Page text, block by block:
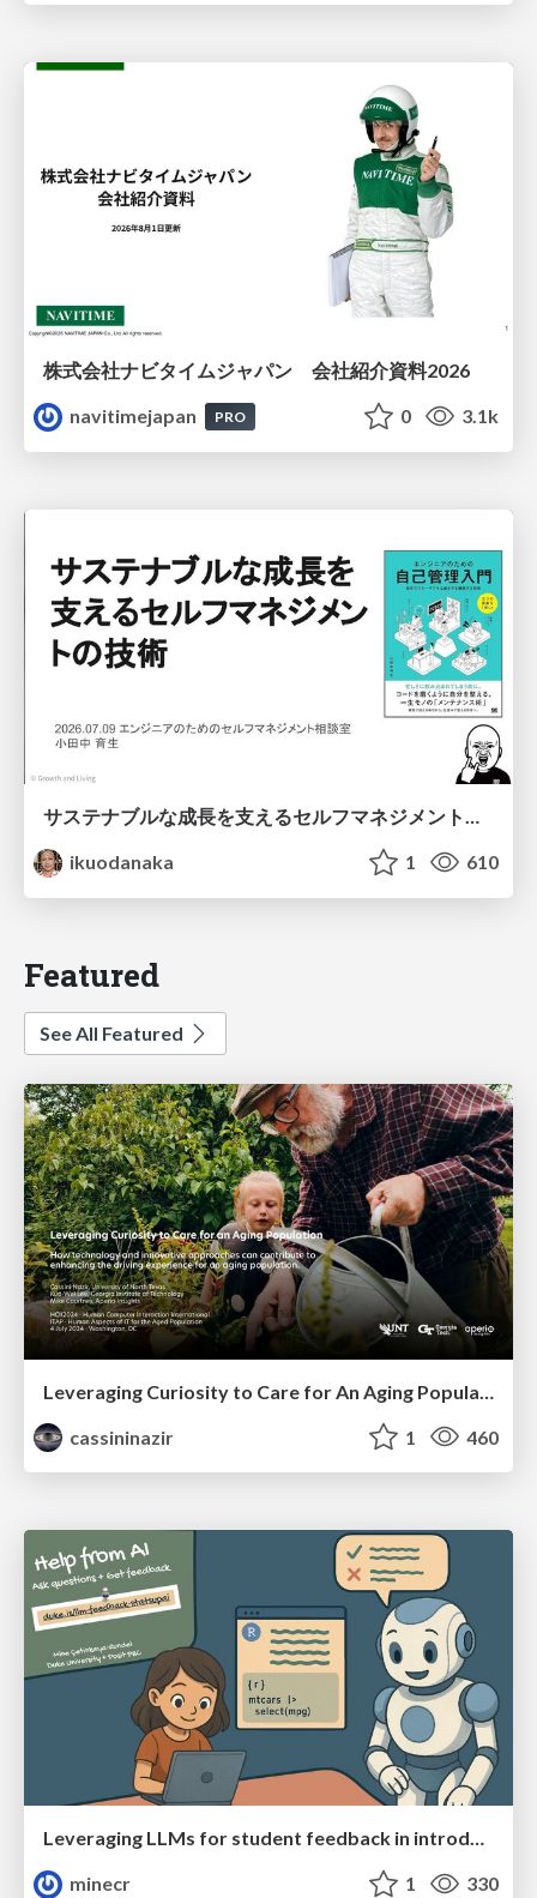
株式会社ナビタイムジャパン 会社紹介資料2026
navitimejapan
PRO 0 3.1k
サステナブルな成長を支えるセルフマネジメントの技術/Self Management skill for growth
ikuodanaka
1 610
Featured
See All Featured
cassininazir
1 460
Leveraging LLMs for student feedback in introductory data science courses - posit::conf(2025)
minecr
1 330